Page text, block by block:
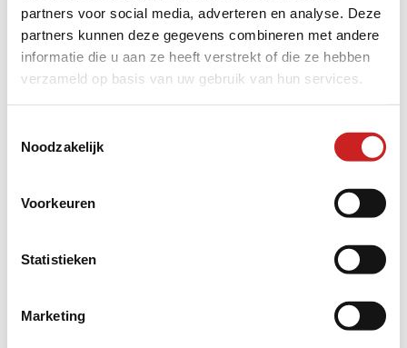
partners voor social media, adverteren en analyse. Deze
partners kunnen deze gegevens combineren met andere
informatie die u aan ze heeft verstrekt of die ze hebben
verzameld op basis van uw gebruik van hun services.
Noodzakelijk
Voorkeuren
Statistieken
Marketing
loadingwww.adggroep.nl
for more